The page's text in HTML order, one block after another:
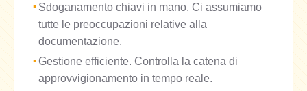
Sdoganamento chiavi in mano. Ci assumiamo
tutte le preoccupazioni relative alla
documentazione.
Gestione efficiente. Controlla la catena di
approvvigionamento in tempo reale.